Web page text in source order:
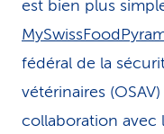
est bien plus
fédéral de la
vétérinaires
collaboration avec